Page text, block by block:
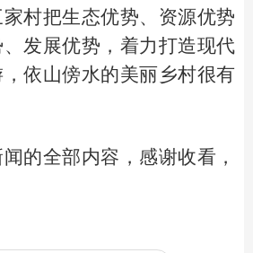
村把生态优势、资源优势
发展优势，着力打造现代
依山傍水的美丽乡村很有
的全部内容，感谢收看，